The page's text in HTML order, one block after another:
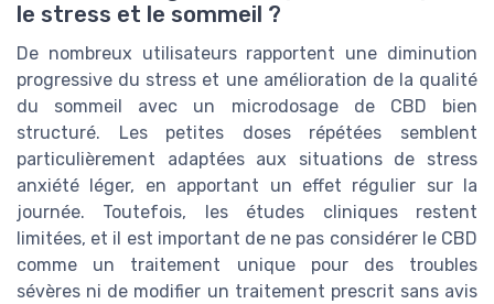
le stress et le sommeil ?
De nombreux utilisateurs rapportent une diminution
progressive du stress et une amélioration de la qualité
du sommeil avec un microdosage de CBD bien
structuré. Les petites doses répétées semblent
particulièrement adaptées aux situations de stress
anxiété léger, en apportant un effet régulier sur la
journée. Toutefois, les études cliniques restent
limitées, et il est important de ne pas considérer le CBD
comme un traitement unique pour des troubles
sévères ni de modifier un traitement prescrit sans avis